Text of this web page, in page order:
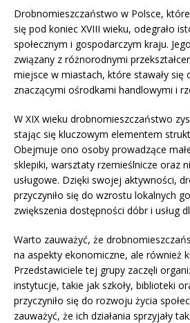
Drobnomieszczaństwo w Polsce, które
się pod koniec XVIII wieku, odegrało
społecznym i gospodarczym kraju.
związany z różnorodnymi
miejsce w miastach, które stawały się
znaczącymi ośrodkami handlowymi i
W XIX wieku drobnomieszczaństwo
stając się kluczowym elementem
Obejmuje ono osoby prowadzące
sklepiki, warsztaty rzemieślnicze oraz
usługowe. Dzięki swojej aktywności,
przyczyniło się do wzrostu lokalnych
zwiększenia dostępności dóbr i usług
Warto zauważyć, że
na aspekty ekonomiczne, ale również
Przedstawiciele tej grupy zaczęli
instytucje, takie jak szkoły, biblioteki
przyczyniło się do rozwoju życia
zauważyć, że ich działania sprzyjały